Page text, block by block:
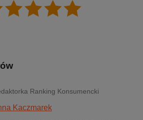
Ranking Konsumencki
Kaczmarek